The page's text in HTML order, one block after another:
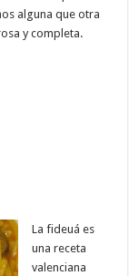
alguna que otra
y completa.
La fideuá es
una receta
valenciana